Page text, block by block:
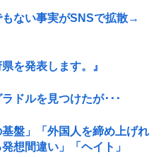
もない事実がSNSで拡散→
を発表します。』
ドルを見つけたが･･･
盤」「外国人を締め上げれ
想間違い」「ヘイト」